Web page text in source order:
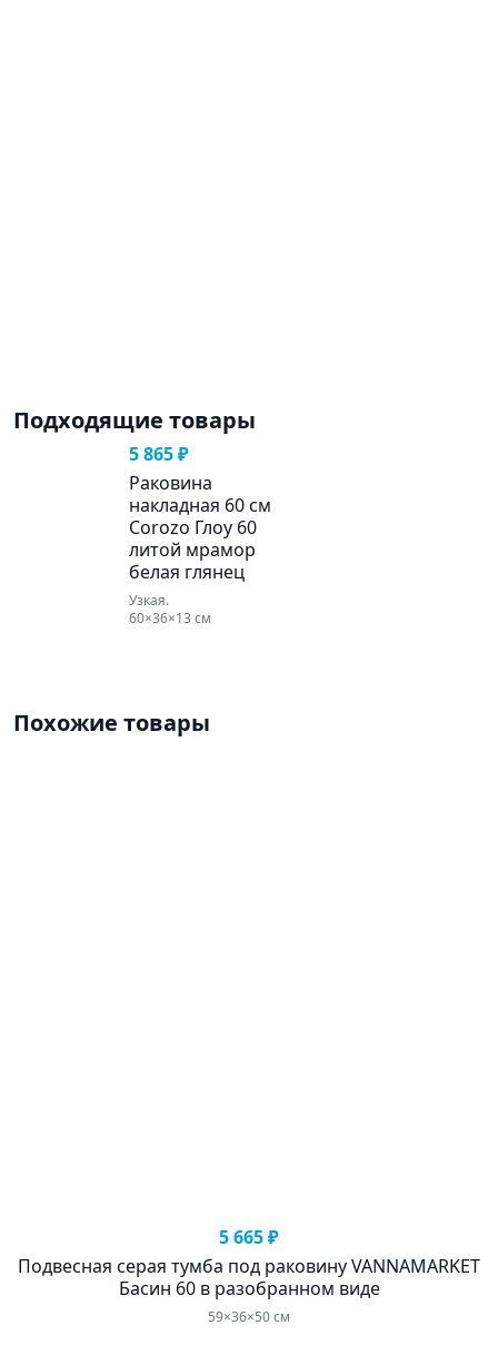
Подходящие товары
5 865 ₽
Раковина
накладная 60 см
Corozo Глоу 60
литой мрамор
белая глянец
Узкая.
60×36×13 см
Похожие товары
5 665 ₽
Подвесная серая тумба под раковину VANNAMARKET
Басин 60 в разобранном виде
59×36×50 см